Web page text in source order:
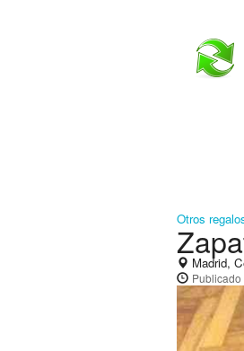
Otros
Madrid,
Publicado